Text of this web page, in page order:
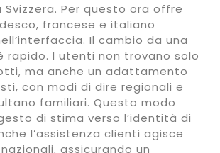
Per questo ora offre
francese e italiano
Il cambio da una
rapido. I utenti non trovano solo
ma anche un adattamento
con modi di dire regionali e
familiari. Questo modo
di stima verso l’identità di
l’assistenza clienti agisce
assicurando un